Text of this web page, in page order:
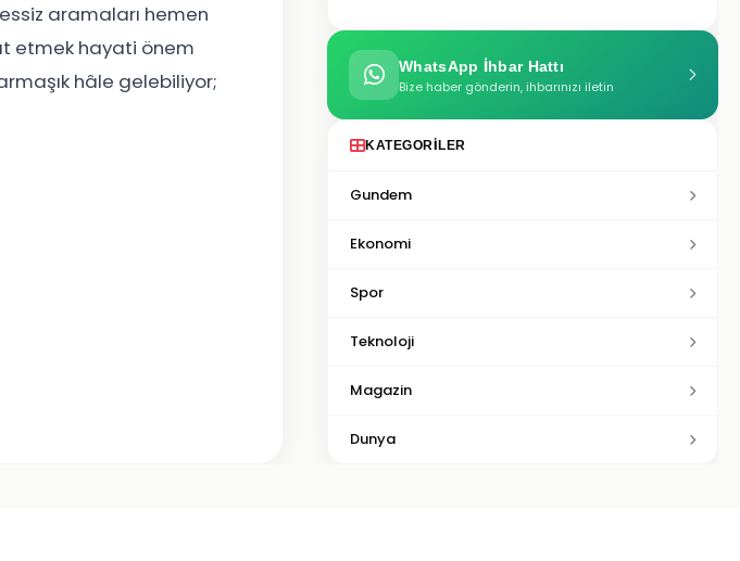
aramaları hemen
etmek hayati önem
hâle gelebiliyor;
WhatsApp İhbar Hattı
Bize haber gönderin, ihbarınızı iletin
KATEGORILER
Gundem
Ekonomi
Spor
Teknoloji
Magazin
Dunya